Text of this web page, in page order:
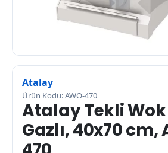
Atalay
Ürün Kodu: AWO-470
Atalay Tekli
Gazlı, 40x70 cm,